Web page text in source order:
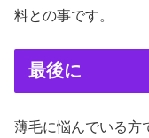
料との事です。
最後に
薄毛に悩んでいる方